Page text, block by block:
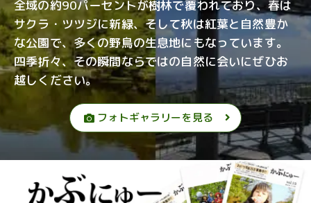
全域の約90パーセントが樹林で覆われており、春は
サクラ・ツツジに新緑、そして秋は紅葉と自然豊か
な公園で、多くの野鳥の生息地にもなっています。
四季折々、その瞬間ならではの自然に会いにぜひお
越しください。
フォトギャラリーを見る